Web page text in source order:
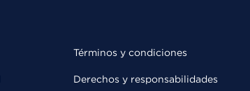
Términos y condiciones
Derechos y responsabilidades